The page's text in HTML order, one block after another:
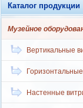
Каталог продукции
Музейное
Вертикальные
Настенные